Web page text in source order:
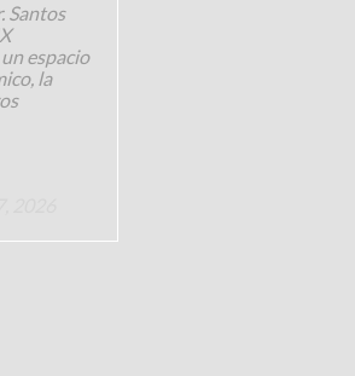
Santos
espacio
la